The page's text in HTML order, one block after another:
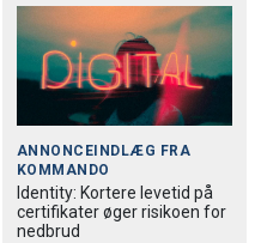
ANNONCEINDLÆG FRA
KOMMANDO
Identity: Kortere levetid på
certifikater øger risikoen for
nedbrud